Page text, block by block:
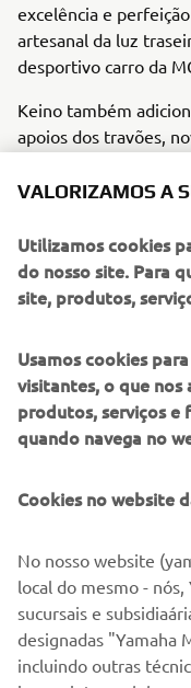
excelência e
artesanal da luz
desportivo carro da
Keino também
apoios dos travões,
travões, com a
inspirados no estilo
rodas com
VALORIZAMOS A
Utilizamos cookies
do nosso site. Para
site, produtos,
Usamos cookies
visitantes, o que nos
produtos, serviços e
quando navega no
Cookies no website
No nosso website
local do mesmo - nós,
sucursais e
designadas "Yamaha
incluindo outras